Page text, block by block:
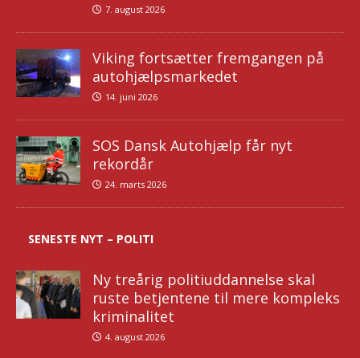
7. august 2026
Viking fortsætter fremgangen på
autohjælpsmarkedet
14. juni 2026
SOS Dansk Autohjælp får nyt
rekordår
24. marts 2026
SENESTE NYT – POLITI
Ny treårig politiuddannelse skal
ruste betjentene til mere kompleks
kriminalitet
4. august 2026